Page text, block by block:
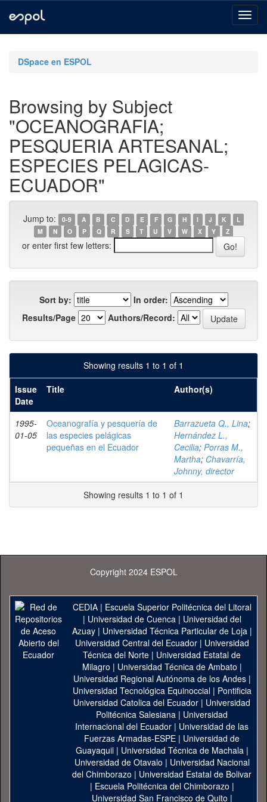
navigationDSpace en ESPOL
Browsing by Subject
"OCEANOGRAFIA;
PESQUERIA ARTESANAL;
ESPECIES PELAGICAS-
ECUADOR"
Jump to: 0-9 A B C D E F G H I J K
L
M
N O P Q R S T U V W X Y Z
or enter first few letters:
Sort by:
In order:
Results/Page
Authors/Record:
Showing results 1 to 1 of 1
Issue
Date
Title Author(s)
1995-
01-05
Oceanografía y pesquería de
las especies pelágicas
pequeñas en el Ecuador
Barrazueta Q., Lina;
Hernández L.,
Cecilia; Porras M.,
Martha; Chavarría,
Johnny, director
Showing results 1 to 1 of 1
Copyright 2024 ESPOL
CEDIA| Escuela Superior Politécnica del Litoral
| Universidad de Cuenca| Universidad del
Azuay| Universidad Técnica Particular de Loja|
Universidad Central del Ecuador| Universidad
Técnica del Norte | Universidad Estatal de
Milagro | Universidad Técnica de Ambato |
Universidad Regional Autónoma de los Andes|
Universidad Tecnológica Equinoccial| Pontificia
Universidad Catolica del Ecuador | Universidad
Politécnica Salesiana | Universidad
Internacional del Ecuador | Universidad de las
Fuerzas Armadas-ESPE | Universidad de
Guayaquil| Universidad Técnica de Machala|
Universidad de Otavalo | Universidad Nacional
del Chimborazo | Universidad Estatal de Bolivar
| Escuela Politécnica del Chimborazo |
Universidad San Francisco de Quito |